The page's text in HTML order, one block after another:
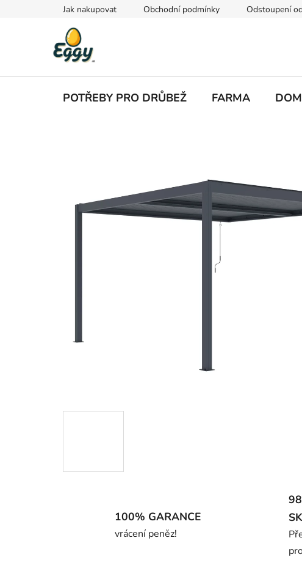
Jak nakupovat Obchodní podmínky Odstoupení
POTŘEBY PRO DRŮBEŽ FARMA
100% GARANCE
vrácení peněz!